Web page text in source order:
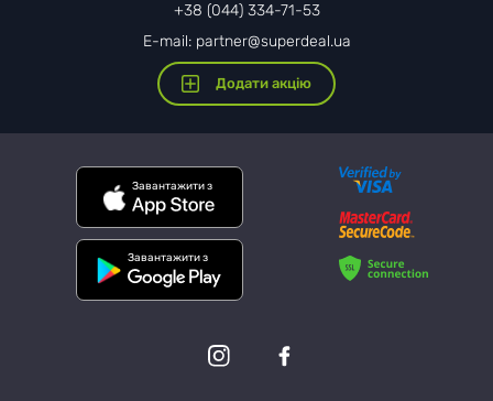
+38 (044) 334-71-53
E-mail: partner@superdeal.ua
Додати акцію
Завантажити з
Завантажити з